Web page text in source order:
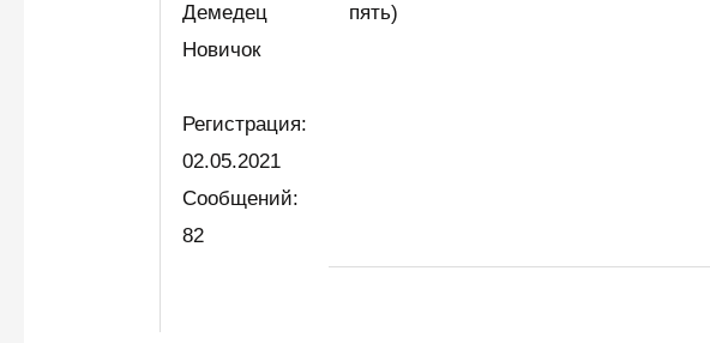
Демедец
Новичок
Регистрация:
02.05.2021
Сообщений:
82
пять)